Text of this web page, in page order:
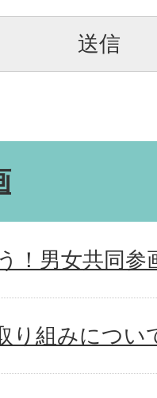
！男女共同参
り組みについ